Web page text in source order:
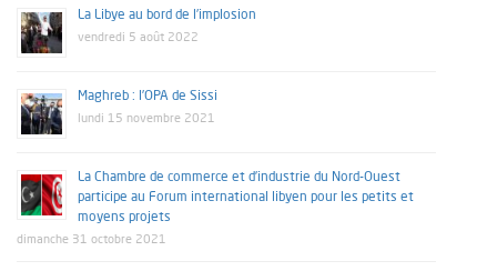
La Libye au bord de l’implosion
vendredi 5 août 2022
Maghreb : l’OPA de Sissi
lundi 15 novembre 2021
La Chambre de commerce et d’industrie du Nord-Ouest
participe au Forum international libyen pour les petits et
moyens projets
dimanche 31 octobre 2021